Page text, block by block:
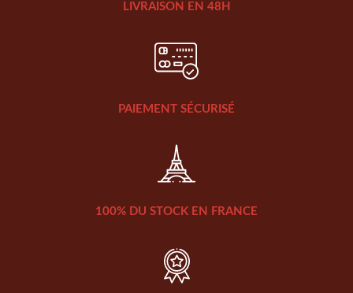
LIVRAISON EN 48H
PAIEMENT SÉCURISÉ
100% DU STOCK EN FRANCE